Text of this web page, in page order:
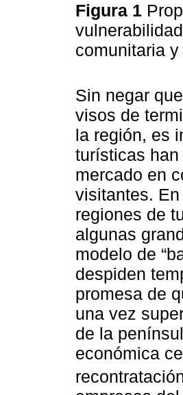
Figura 1
comunitaria
Sin negar
visos de
la región, es
turísticas
mercado en
visitantes.
regiones de
algunas
modelo de
despiden
promesa de
una vez
de la
económica